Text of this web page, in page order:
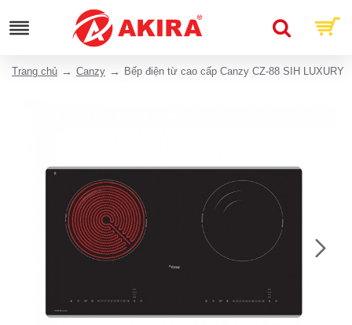
Trang chủ Canzy Bếp điện từ cao cấp Canzy CZ-88 SIH LUXURY